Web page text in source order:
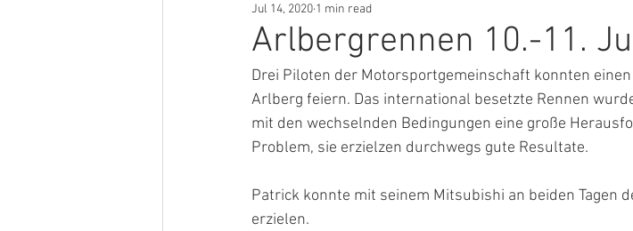
Arlbergrennen 10.-11.
Jul 14, 2020 1 min read
Drei Piloten der Motorsportgemeinschaft konnten
Arlberg feiern. Das international besetzte Rennen
mit den wechselnden Bedingungen eine große
Problem, sie erzielzen durchwegs gute Resultate.
Patrick konnte mit seinem Mitsubishi an beiden Tagen
erzielen.